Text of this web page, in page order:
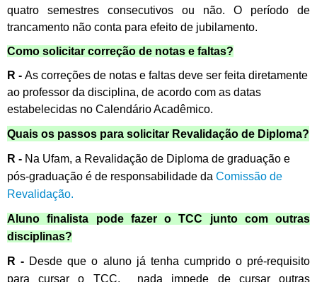
quatro semestres consecutivos ou não. O período de
trancamento não conta para efeito de jubilamento.
Como solicitar correção de notas e faltas?
R - As correções de notas e faltas deve ser feita diretamente
ao professor da disciplina, de acordo com as datas
estabelecidas no Calendário Acadêmico.
Quais os passos para solicitar Revalidação de Diploma?
R - Na Ufam, a Revalidação de Diploma de graduação e
pós-graduação é de responsabilidade da Comissão de
Revalidação.
Aluno finalista pode fazer o TCC junto com outras
disciplinas?
R - Desde que o aluno já tenha cumpridoo pré-requisito
para cursar o TCC, nada impede de cursar outras